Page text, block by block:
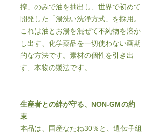
搾」のみで油を抽出し、世界で初めて
開発した「湯洗い洗浄方式」を採用。
これは油とお湯を混ぜて不純物を溶か
し出す、化学薬品を一切使わない画期
的な方法です。素材の個性を引き出
す、本物の製法です。
生産者との絆が守る、NON-GMの約
束
本品は、国産なたね30％と、遺伝子組